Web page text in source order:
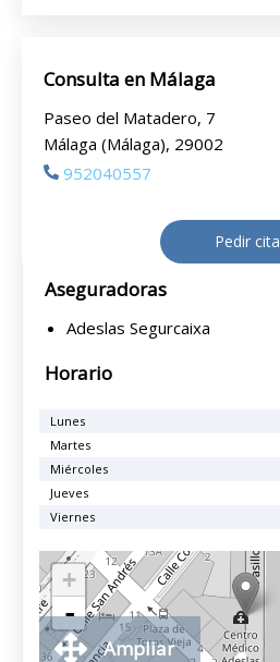
Consulta en Málaga
Paseo del Matadero, 7
Málaga (Málaga), 29002
952040557
Pedir cita
Aseguradoras
Adeslas Segurcaixa
Horario
Lunes
Martes
Miércoles
Jueves
Viernes
+
-
Ampliar